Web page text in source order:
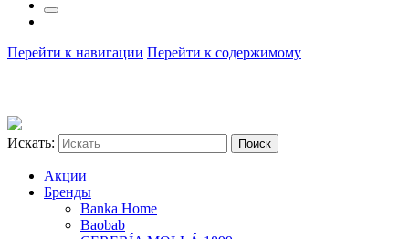
Перейти к навигации Перейти к содержимому
Искать:
Акции
Бренды
Banka Home
Baobab